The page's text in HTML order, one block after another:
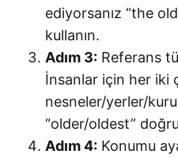
ediyorsanız “the
kullanın.
Adım 3: Referans
İnsanlar için her iki
nesneler/yerler/
“older/oldest”
Adım 4: Konumu